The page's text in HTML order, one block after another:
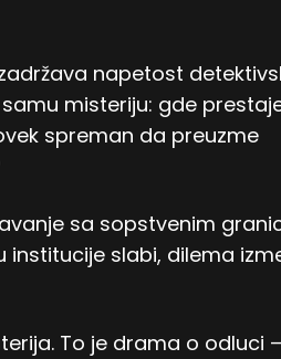
napetost
misteriju: gde
spreman da preuzme
sa sopstvenim
institucije slabi, dilema
To je drama o odluci